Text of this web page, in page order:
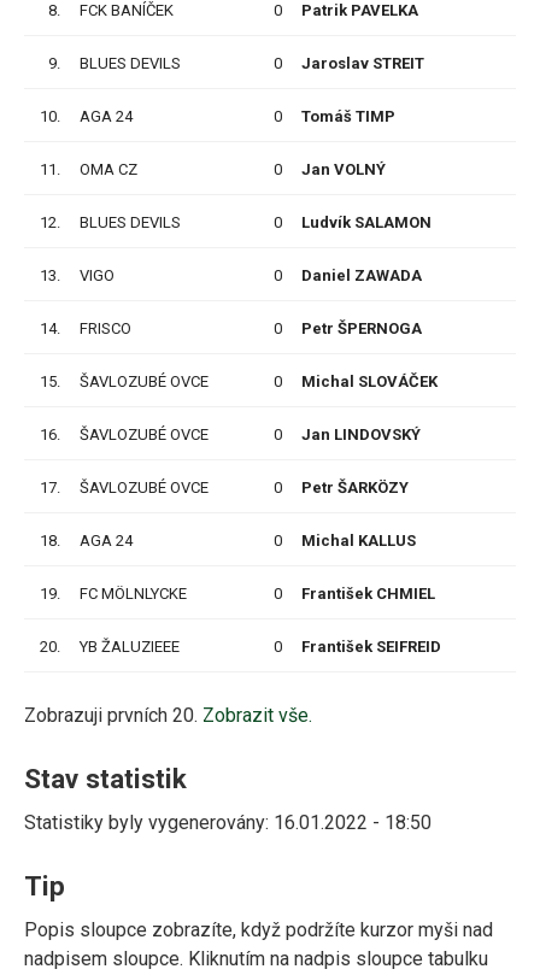
8. FCK BANÍČEK 0 Patrik PAVELKA
9. BLUES DEVILS 0 Jaroslav STREIT
10. AGA 24 0 Tomáš TIMP
11. OMA CZ 0 Jan VOLNÝ
12. BLUES DEVILS 0 Ludvík SALAMON
13. VIGO 0 Daniel ZAWADA
14. FRISCO 0 Petr ŠPERNOGA
15. ŠAVLOZUBÉ OVCE 0 Michal SLOVÁČEK
16. ŠAVLOZUBÉ OVCE 0 Jan LINDOVSKÝ
17. ŠAVLOZUBÉ OVCE 0 Petr ŠARKÖZY
18. AGA 24 0 Michal KALLUS
19. FC MÖLNLYCKE 0 František CHMIEL
20. YB ŽALUZIEEE 0 František SEIFREID
Zobrazuji prvních 20. Zobrazit vše.
Stav statistik
Statistiky byly vygenerovány: 16.01.2022 - 18:50
Tip
Popis sloupce zobrazíte, když podržíte kurzor myši nad
nadpisem sloupce. Kliknutím na nadpis sloupce tabulku